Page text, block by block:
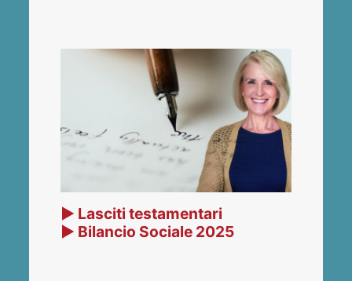
▶ Lasciti testamentari
▶ Bilancio Sociale 2025